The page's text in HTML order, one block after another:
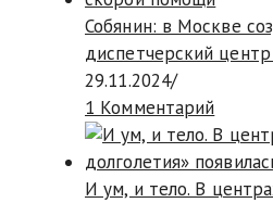
Собянин: в Москве
диспетчерский
29.11.2024/
1 Комментарий
И ум, и тело. В